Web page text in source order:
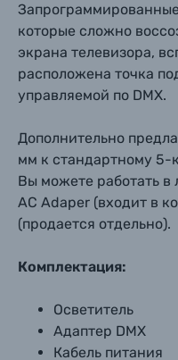
Фоторамки
Фотоальбомы
Книги о
Б/У
которые сложно
экрана телевизора,
расположена точка
управляемой по DMX.
Дополнительно
мм к стандартному 5-
Вы можете работать
AC Adaper (входит в
(продается отдельно).
Комплектация:
Осветитель
Адаптер DMX
Кабель питания